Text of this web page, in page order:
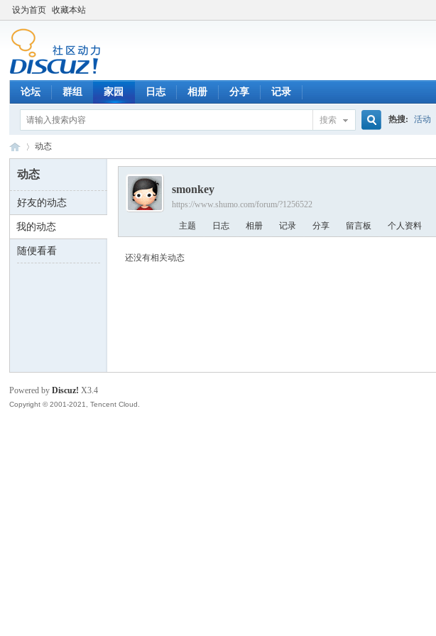
设为首页 收藏本站
论坛 群组 家园 日志 相册 分享 记录
搜索 热搜: 活动
数 ›
动态
动态
好友的动态
我的动态
随便看看
smonkey
https://www.shumo.com/forum/?1256522
主题 日志 相册 记录 分享 留言板 个人资料
还没有相关动态
Powered byDiscuz! X3.4
Copyright © 2001-2021, Tencent Cloud.